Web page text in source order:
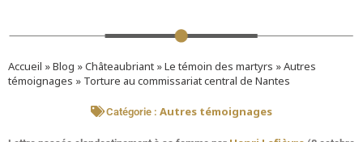
Accueil »Blog »Châteaubriant »Le témoin des martyrs »Autres
témoignages » Torture au commissariat central de Nantes
Catégorie : Autres témoignages